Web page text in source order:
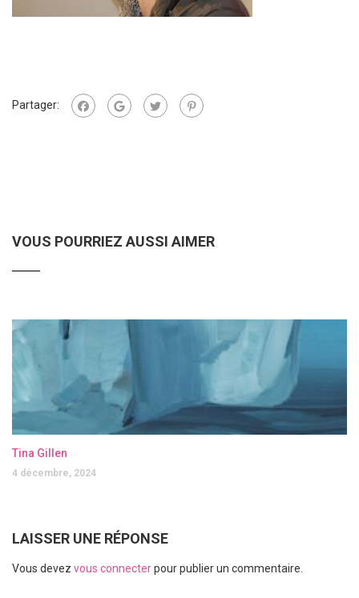
Partager:
VOUS POURRIEZ AUSSI AIMER
Tina Gillen
4 décembre, 2024
LAISSER UNE RÉPONSE
Vous devez vous connecterpour publier un commentaire.